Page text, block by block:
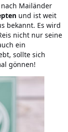
Mailänder
und ist weit
bekannt. Es wird
nicht nur seine
ein
sollte sich
gönnen!